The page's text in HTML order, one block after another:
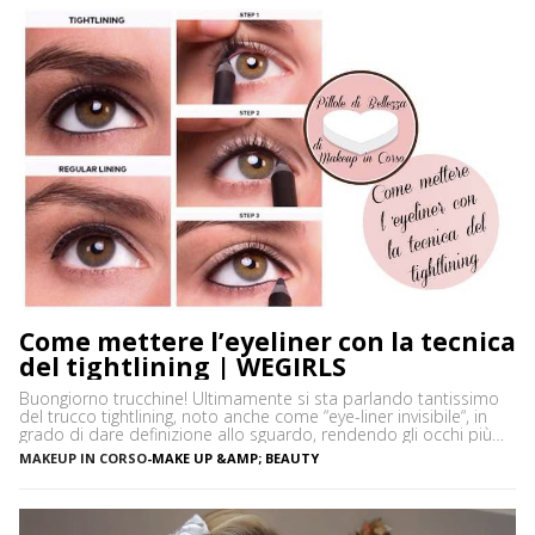
Come mettere l’eyeliner con la tecnica
del tightlining | WEGIRLS
Buongiorno trucchine! Ultimamente si sta parlando tantissimo
del trucco tightlining, noto anche come “eye-liner invisibile“, in
grado di dare definizione allo sguardo, rendendo gli occhi più
espressivi e le ciglia più folte. Ma di cosa si tratta precisamente?
Vediamo insieme cos’è tightlining e come farlo senza rischiare di
MAKEUP IN CORSO-MAKE UP &AMP; BEAUTY